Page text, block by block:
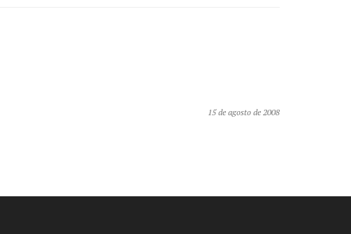
15 de agosto de 2008